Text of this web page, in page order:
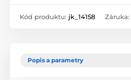
Kód produktu: jk_14158 Záruka:
Popis a parametry